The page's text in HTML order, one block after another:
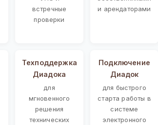
встречные
проверки
и арендаторами
Техподдержка
Диадока
для
мгновенного
решения
технических
Подключение
Диадок
для быстрого
старта работы в
системе
электронного